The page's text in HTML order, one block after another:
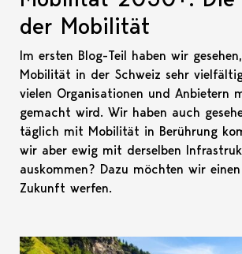
der Mobilität
Im ersten Blog-Teil haben wir
Mobilität in der Schweiz sehr
vielen Organisationen und Anbietern
gemacht wird. Wir haben auch
täglich mit Mobilität in Berührung
wir aber ewig mit derselben
auskommen? Dazu möchten wir
Zukunft werfen.